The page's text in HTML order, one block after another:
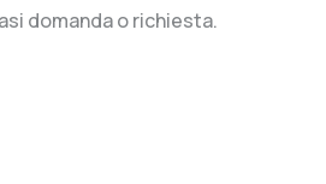
domanda o richiesta.